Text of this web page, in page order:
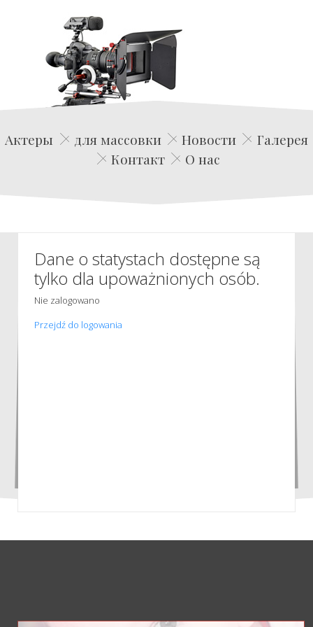
Edwin Film Agencja Aktorska
Актеры для массовки Новости
Галерея
Контакт
О нас
Dane o statystach dostępne są
tylko dla upoważnionych osób.
Nie zalogowano
Przejdź do logowania